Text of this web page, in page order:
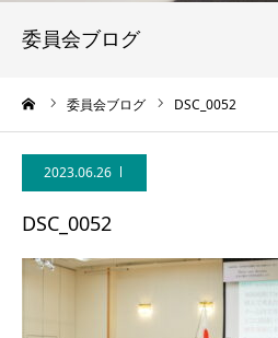
委員会ブログ
委員会ブログ DSC_0052
2023.06.26
DSC_0052